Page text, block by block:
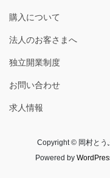
購入について
法人のお客さまへ
独立開業制度
お問い合わせ
求人情報
Copyright © 岡村とう
Powered by